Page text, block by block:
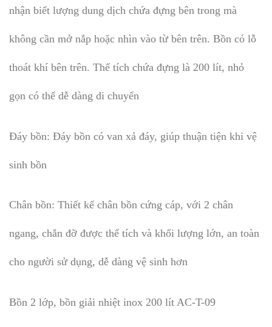
nhận biết lượng dung dịch chứa đựng bên trong mà
không cần mở nắp hoặc nhìn vào từ bên trên. Bồn có lỗ
thoát khí bên trên. Thể tích chứa đựng là 200 lít, nhỏ
gọn có thể dễ dàng di chuyển
Đáy bồn: Đáy bồn có van xả đáy, giúp thuận tiện khi vệ
sinh bồn
Chân bồn: Thiết kế chân bồn cứng cáp, với 2 chân
ngang, chắn đỡ được thể tích và khối lượng lớn, an toàn
cho người sử dụng, dễ dàng vệ sinh hơn
Bồn 2 lớp, bồn giải nhiệt inox 200 lít AC-T-09